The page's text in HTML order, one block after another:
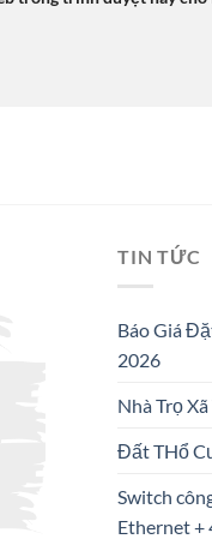
TIN TỨC
Báo Giá
2026
Nhà Trọ
Đất THổ
Switch
Ethernet +